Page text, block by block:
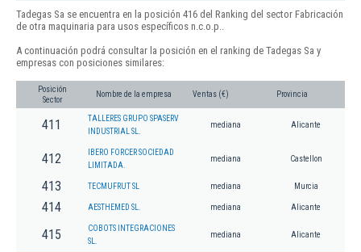
Tadegas Sa se encuentra en la posición 416 del Ranking del sector Fabricación
de otra maquinaria para usos específicos n.c.o.p..
A continuación podrá consultar la posición en el ranking de Tadegas Sa y
empresas con posiciones similares:
Posición
Sector
Nombre de la empresa Ventas (€) Provincia
411
TALLERES GRUPO SPASERV
INDUSTRIAL SL.
mediana Alicante
412
IBERO FORCER SOCIEDAD
LIMITADA.
mediana Castellon
413 TECMUFRUT SL mediana Murcia
414 AESTHEMED SL. mediana Alicante
415
COBOTS INTEGRACIONES
SL.
mediana Alicante